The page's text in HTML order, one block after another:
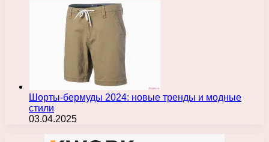
Шорты-бермуды 2024: новые тренды и модные
стили
03.04.2025